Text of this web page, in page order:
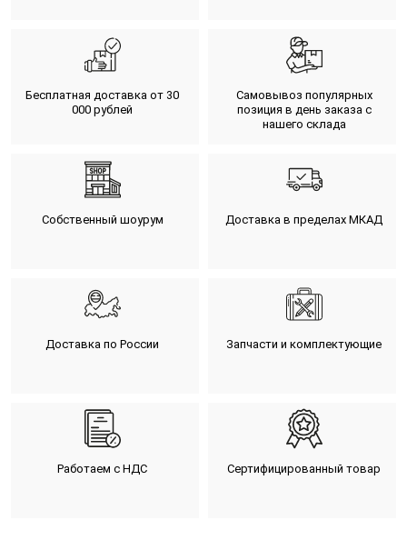
Бесплатная доставка от 30
000 рублей
Самовывоз популярных
позиция в день заказа с
нашего склада
Собственный шоурум Доставка в пределах МКАД
Доставка по России Запчасти и комплектующие
Работаем с НДС Сертифицированный товар